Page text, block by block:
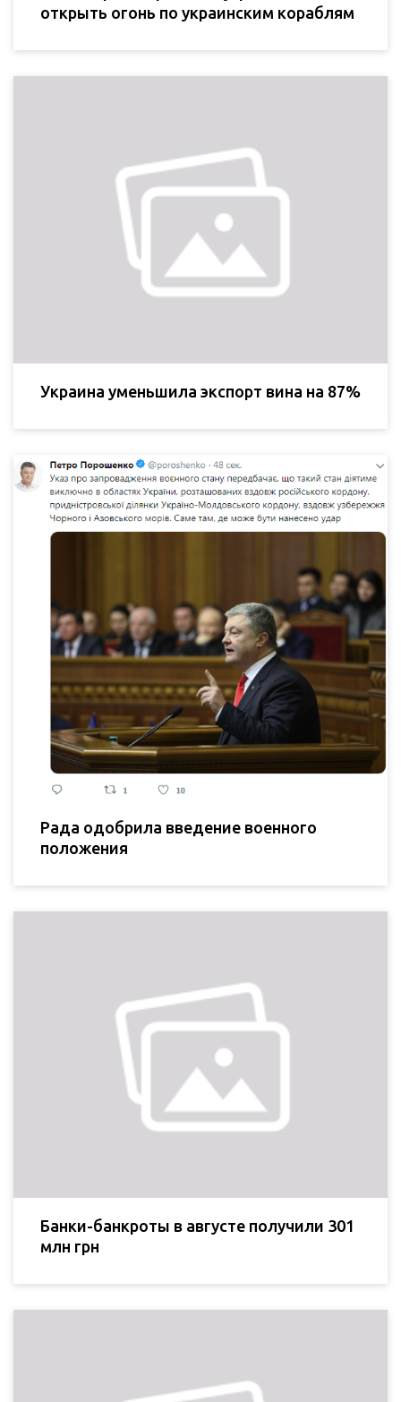
открыть огонь по украинским кораблям
Украина уменьшила экспорт вина на 87%
Рада одобрила введение военного
положения
Банки-банкроты в августе получили 301
млн грн